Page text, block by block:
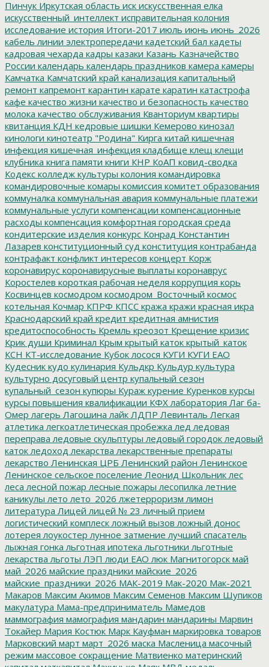
Пинчук Иркутская область иск искусственная елка
искусственный_интеллект исправительная колония
исследование история Итоги-2017 июль июнь июнь_2026
кабель линии электропередачи кадетский бал кадеты
кадровая чехарда кадры казаки Казань Казначейство
России календарь календарь праздников камера камеры
Камчатка Камчатский край канализация капитальный
ремонт капремонт карантин карате каратин катастрофа
кафе качество жизни качество и безопасность качество
молока качество обслуживания Кванториум квартиры
квитанция КДН кедровые шишки Кемерово кинозал
кинологи кинотеатр "Родина" Кирга китай кишечная
инфекция кишечная_инфекция кладбище клещ клещи
клубника книга памяти книги КНР КоАП ковид-сводка
Кодекс колледж культуры колония командировка
командировочные комары комиссия комитет образования
коммуналка коммунальная авария коммунальные платежи
коммунальные услуги компенсации компенсационные
расходы компенсация комфортная городская среда
кондитерские изделия конкурс Конрад Константин
Лазарев конституционный суд конституция контрабанда
контрафакт конфликт интересов концерт Корж
коронавирус коронавирусные выплаты коронаврус
Коростелев короткая рабочая неделя коррупция корь
Косвинцев космодром космодром_Восточный космос
котельная Кочмар КПРФ КПСС кража кражи красная икра
Краснодарский край кредит кредитная амнистия
кредитоспособность Кремль креозот Крещение кризис
Крик души Криминал Крым крытый каток крытый_каток
КСН КТ-исследование Кубок лосося КУГИ КУГИ ЕАО
Кудесник кудо кулинария Кульдкр Кульдур культура
культурно досуговый центр купальный сезон
купальный_сезон купюры Кураж курение Куренков курсы
курсы повышения квалификации КФХ лаборатория Лаг ба-
Омер лагерь Лагошина лайк ЛДПР Левинталь Легкая
атлетика легкоатлетическая пробежка лед ледовая
переправа ледовые скульптуры ледовый городок ледовый
каток ледоход лекарства лекарственные препараты
лекарство Ленинская ЦРБ Ленинский район Ленинское
Ленинское сельское поселение Леонид Школьник лес
леса лесной пожар лесные пожары лесопилка летние
каникулы лето лето_2026 лжетерроризм лимон
литература Лицей лицей № 23 личный прием
логистический комплеск ложный вызов ложный донос
лотерея лоукостер лунное затмение лучший спасатель
лыжная гонка льготная ипотека льготники льготные
лекарства льготы ЛЭП люди ЕАО люк Магнитогорск май
май_2026 майские праздники майские_2026
майские_праздники_2026 МАК-2019 Мак-2020 Мак-2021
Макаров Максим Акимов Максим Семенов Максим Шупиков
макулатура Мама-предприниматель Мамедов
маммография мамография мандарин мандарины Марвин
Токайер Мария Костюк Марк Кауфман маркировка товаров
Марковский март март_2026 маска Масленица масочный
режим массовое сокращение Матвиенко материнский